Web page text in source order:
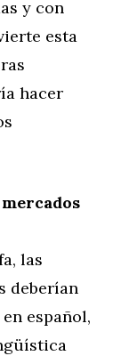
y con
esta
hacer
las
deberían
español,